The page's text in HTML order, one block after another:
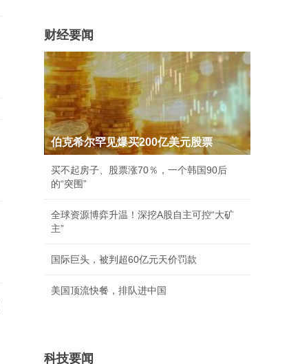
财经要闻
伯克希尔罕见爆买200亿美元股票
买不起房子、股票涨70％，一个韩国90后
的“突围”
全球资源博弈升温！深挖A股自主可控“大矿
主”
国际巨头，被判超60亿元天价罚款
美国顶流快餐，排队进中国
科技要闻